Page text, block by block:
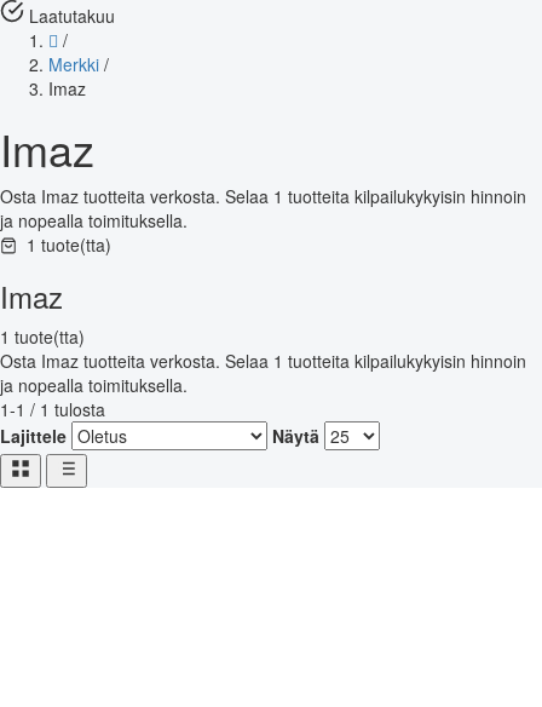
Laatutakuu
/
Merkki /
Imaz
Imaz
Osta Imaz tuotteita verkosta. Selaa 1 tuotteita kilpailukykyisin hinnoin
ja nopealla toimituksella.
1 tuote(tta)
Imaz
1 tuote(tta)
Osta Imaz tuotteita verkosta. Selaa 1 tuotteita kilpailukykyisin hinnoin
ja nopealla toimituksella.
1-1 / 1 tulosta
Lajittele
Näytä